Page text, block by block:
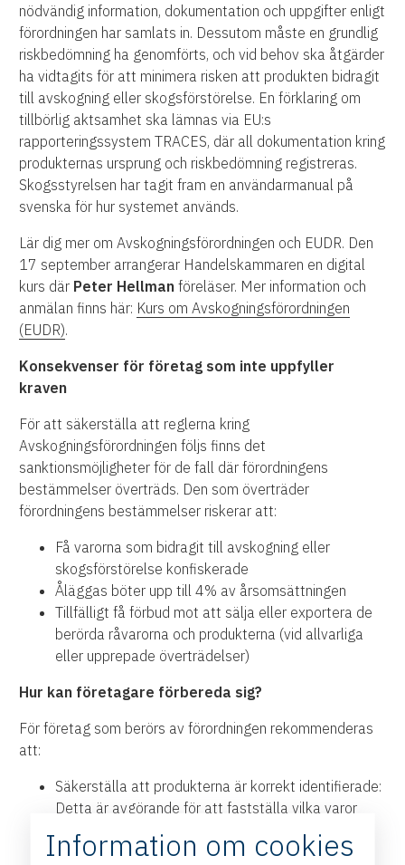
nödvändig information, dokumentation och uppgifter enligt
förordningen har samlats in. Dessutom måste en grundlig
riskbedömning ha genomförts, och vid behov ska åtgärder
ha vidtagits för att minimera risken att produkten bidragit
till avskogning eller skogsförstörelse. En förklaring om
tillbörlig aktsamhet ska lämnas via EU:s
rapporteringssystem TRACES, där all dokumentation kring
produkternas ursprung och riskbedömning registreras.
Skogsstyrelsen har tagit fram en användarmanual på
svenska för hur systemet används.
Lär dig mer om Avskogningsförordningen och EUDR. Den
17 september arrangerar Handelskammaren en digital
kurs där Peter Hellman föreläser. Mer information och
anmälan finns här: Kurs om Avskogningsförordningen
(EUDR).
Konsekvenser för företag som inte uppfyller
kraven
För att säkerställa att reglerna kring
Avskogningsförordningen följs finns det
sanktionsmöjligheter för de fall där förordningens
bestämmelser överträds. Den som överträder
förordningens bestämmelser riskerar att:
Få varorna som bidragit till avskogning eller
skogsförstörelse konfiskerade
Åläggas böter upp till 4% av årsomsättningen
Tillfälligt få förbud mot att sälja eller exportera de
berörda råvarorna och produkterna (vid allvarliga
eller upprepade överträdelser)
Hur kan företagare förbereda sig?
För företag som berörs av förordningen rekommenderas
att:
Säkerställa att produkterna är korrekt identifierade:
Detta är avgörande för att fastställa vilka varor
Kartlägga leveranskedjor: Var noga med att
Information om cookies